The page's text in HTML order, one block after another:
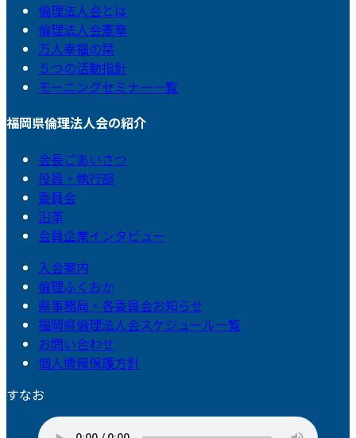
倫理法人会とは
倫理法人会憲章
万人幸福の栞
５つの活動指針
モーニングセミナー一覧
福岡県倫理法人会の紹介
会長ごあいさつ
役員・執行部
委員会
沿革
会員企業インタビュー
入会案内
倫理ふくおか
県事務局・各委員会お知らせ
福岡県倫理法人会スケジュール一覧
お問い合わせ
個人情報保護方針
すなお